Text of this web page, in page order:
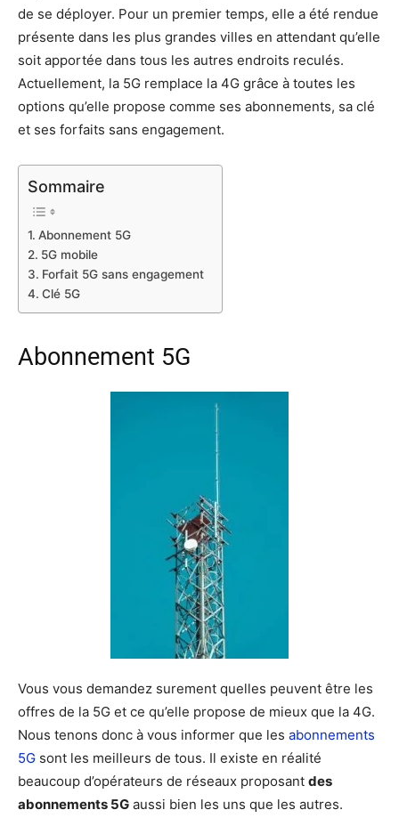
de se déployer. Pour un premier temps, elle a été rendue
présente dans les plus grandes villes en attendant qu’elle
soit apportée dans tous les autres endroits reculés.
Actuellement, la 5G remplace la 4G grâce à toutes les
options qu’elle propose comme ses abonnements, sa clé
et ses forfaits sans engagement.
Sommaire
Abonnement 5G
5G mobile
Forfait 5G sans engagement
Clé 5G
Abonnement 5G
Vous vous demandez surement quelles peuvent être les
offres de la 5G et ce qu’elle propose de mieux que la 4G.
Nous tenons donc à vous informer que les abonnements
5G sont les meilleurs de tous. Il existe en réalité
beaucoup d’opérateurs de réseaux proposant des
abonnements 5G aussi bien les uns que les autres.